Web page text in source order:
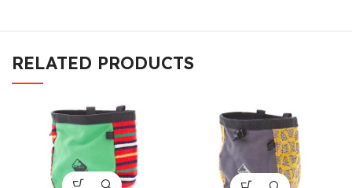
RELATED PRODUCTS